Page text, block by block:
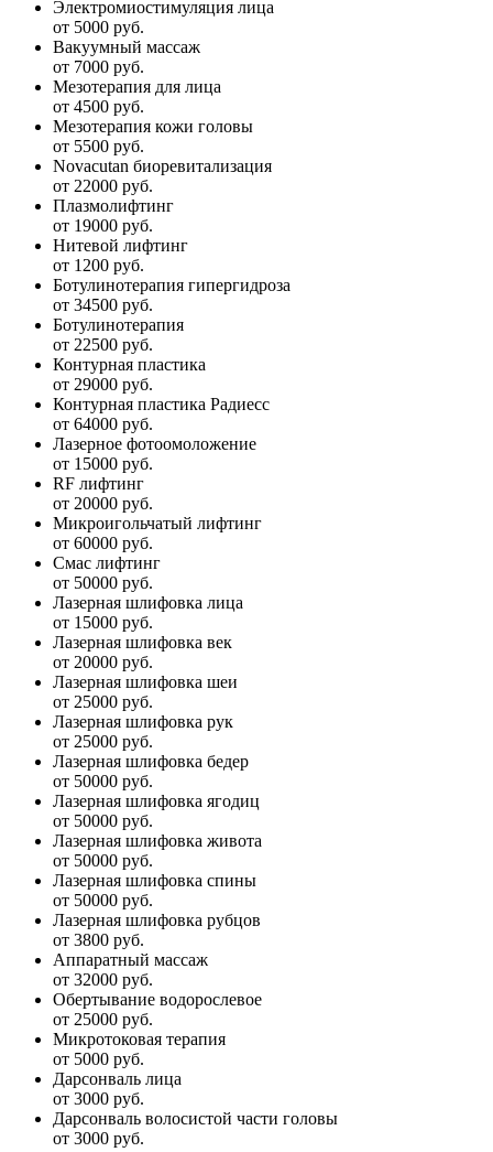
Электромиостимуляция лица
от 5000 руб.
Вакуумный массаж
от 7000 руб.
Мезотерапия для лица
от 4500 руб.
Мезотерапия кожи головы
от 5500 руб.
Novacutan биоревитализация
от 22000 руб.
Плазмолифтинг
от 19000 руб.
Нитевой лифтинг
от 1200 руб.
Ботулинотерапия гипергидроза
от 34500 руб.
Ботулинотерапия
от 22500 руб.
Контурная пластика
от 29000 руб.
Контурная пластика Радиесс
от 64000 руб.
Лазерное фотоомоложение
от 15000 руб.
RF лифтинг
от 20000 руб.
Микроигольчатый лифтинг
от 60000 руб.
Смас лифтинг
от 50000 руб.
Лазерная шлифовка лица
от 15000 руб.
Лазерная шлифовка век
от 20000 руб.
Лазерная шлифовка шеи
от 25000 руб.
Лазерная шлифовка рук
от 25000 руб.
Лазерная шлифовка бедер
от 50000 руб.
Лазерная шлифовка ягодиц
от 50000 руб.
Лазерная шлифовка живота
от 50000 руб.
Лазерная шлифовка спины
от 50000 руб.
Лазерная шлифовка рубцов
от 3800 руб.
Аппаратный массаж
от 32000 руб.
Обертывание водорослевое
от 25000 руб.
Микротоковая терапия
от 5000 руб.
Дарсонваль лица
от 3000 руб.
Дарсонваль волосистой части головы
от 3000 руб.